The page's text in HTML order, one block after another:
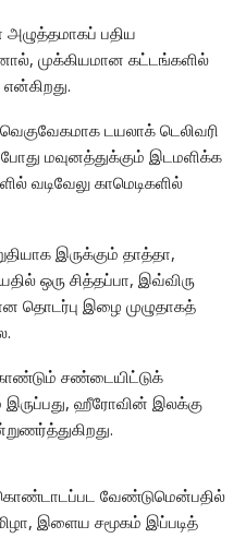
பதிய
முக்கியமான கட்டங்களில்
டயலாக் டெலிவரி
மவுனத்துக்கும் இடமளிக்க
வடிவேலு காமெடிகளில்
இருக்கும் தாத்தா,
ஒரு சித்தப்பா, இவ்விரு
தொடர்பு இழை முழுதாகத்
சண்டையிட்டுக்
ஹீரோவின் இலக்கு
வேண்டுமென்பதில்
இளைய சமூகம் இப்படித்